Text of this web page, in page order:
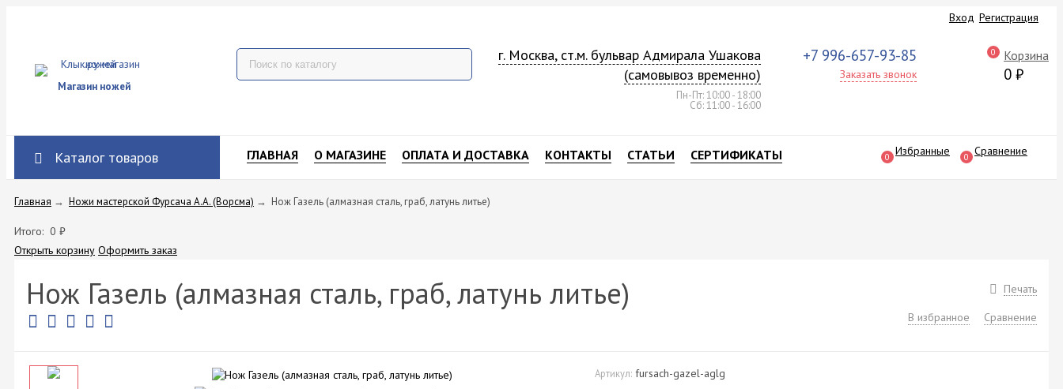
Вход Регистрация
Магазин ножей
г. Москва, ст.м. бульвар Адмирала Ушакова
(самовывоз временно)
Пн-Пт: 10:00 - 18:00
Сб: 11:00 - 16:00
+7 996-657-93-85
Заказать звонок
0 Корзина
0 ₽
Каталог товаров ГЛАВНАЯ О МАГАЗИНЕ ОПЛАТА И ДОСТАВКА КОНТАКТЫ СТАТЬИ СЕРТИФИКАТЫ 0 Избранные 0 Сравнение
Главная → Ножи мастерской Фурсача А.А. (Ворсма) → Нож Газель (алмазная сталь, граб, латунь литье)
Итого: 0 ₽
Открыть корзину Оформить заказ
Печать
Нож Газель (алмазная сталь, граб, латунь литье)
В избранное Сравнение
Артикул: fursach-gazel-aglg